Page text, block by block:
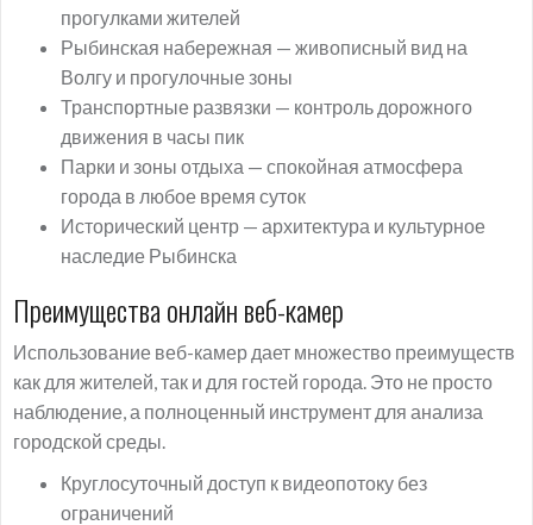
прогулками жителей
Рыбинская набережная — живописный вид на
Волгу и прогулочные зоны
Транспортные развязки — контроль дорожного
движения в часы пик
Парки и зоны отдыха — спокойная атмосфера
города в любое время суток
Исторический центр — архитектура и культурное
наследие Рыбинска
Преимущества онлайн веб-камер
Использование веб-камер дает множество преимуществ
как для жителей, так и для гостей города. Это не просто
наблюдение, а полноценный инструмент для анализа
городской среды.
Круглосуточный доступ к видеопотоку без
ограничений